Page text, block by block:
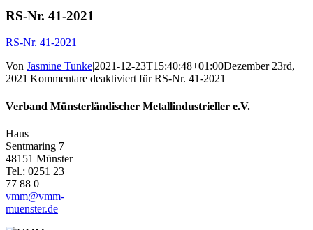
RS-Nr. 41-2021
RS-Nr. 41-2021
Von Jasmine Tunke|2021-12-23T15:40:48+01:00Dezember 23rd,
2021|Kommentare deaktiviertfür RS-Nr. 41-2021
Verband Münsterländischer Metallindustrieller e.V.
Haus
Sentmaring 7
48151 Münster
Tel.: 0251 23
77 88 0
vmm@vmm-
muenster.de